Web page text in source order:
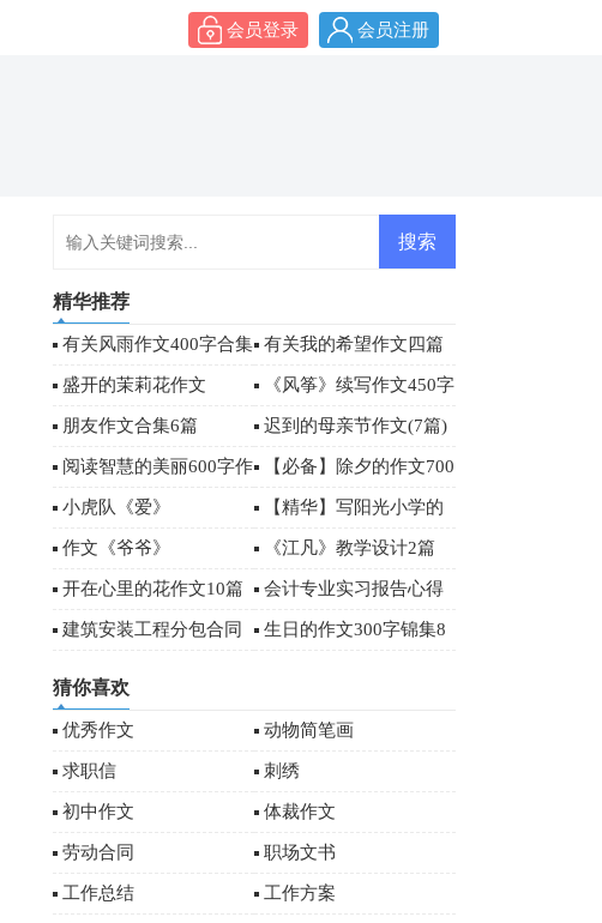
会员登录 会员注册
精华推荐
有关风雨作文400字合集
7篇
有关我的希望作文四篇
盛开的茉莉花作文 《风筝》续写作文450字
朋友作文合集6篇 迟到的母亲节作文(7篇)
阅读智慧的美丽600字作
文
【必备】除夕的作文700
字汇总七篇
小虎队《爱》 【精华】写阳光小学的
作文500字汇总8篇
作文《爷爷》 《江凡》教学设计2篇
开在心里的花作文10篇 会计专业实习报告心得
体会精选
建筑安装工程分包合同 生日的作文300字锦集8
猜你喜欢
优秀作文 动物简笔画
求职信 刺绣
初中作文 体裁作文
劳动合同 职场文书
工作总结 工作方案